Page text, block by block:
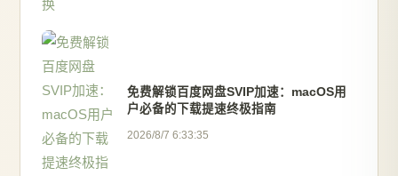
免费解锁百度网盘SVIP加速：macOS用
户必备的下载提速终极指南
2026/8/7 6:33:35